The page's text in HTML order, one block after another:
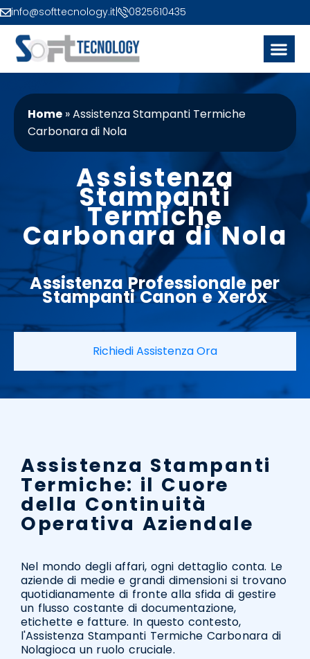
info@softtecnology.it 0825610435
Home »Assistenza Stampanti Termiche
Carbonara di Nola
Assistenza
Stampanti
Termiche
Carbonara di Nola
Assistenza Professionale per
StampantiCanoneXerox
Richiedi Assistenza Ora
Assistenza Stampanti
Termiche: il Cuore
della Continuità
Operativa Aziendale
Nel mondo degli affari, ogni dettaglio conta. Le
aziende di medie e grandi dimensioni si trovano
quotidianamente di fronte alla sfida di gestire
un flusso costante di documentazione,
etichette e fatture. In questo contesto,
l'Assistenza Stampanti Termiche Carbonara di
Nolagioca un ruolo cruciale.